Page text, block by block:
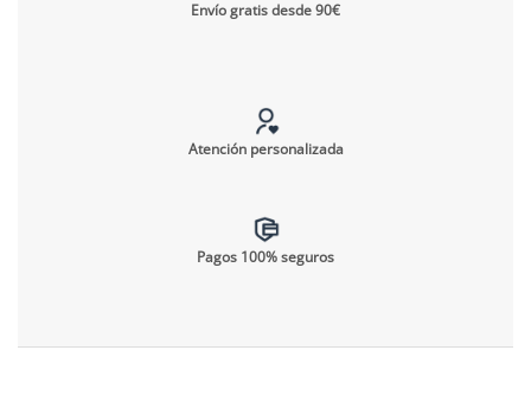
Envío gratis desde 90€
Atención personalizada
Pagos 100% seguros